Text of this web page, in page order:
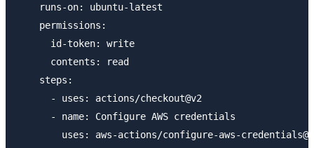
    runs-on: ubuntu-latest
    permissions:
      id-token: write
      contents: read
    steps:
      - uses: actions/checkout@v2
      - name: Configure AWS credentials
uses: aws-actions/configure-aws-